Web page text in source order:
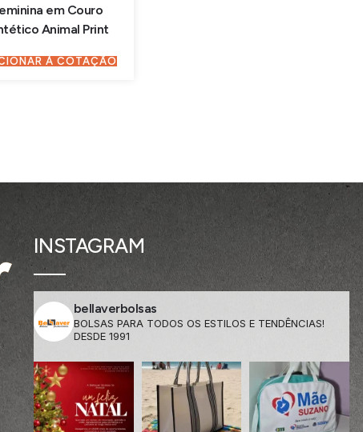
em Couro
Animal Print
À COTAÇÃO
INSTAGRAM
bellaverbolsas
BOLSAS PARA TODOS OS ESTILOS E TENDÊNCIAS!
DESDE 1991